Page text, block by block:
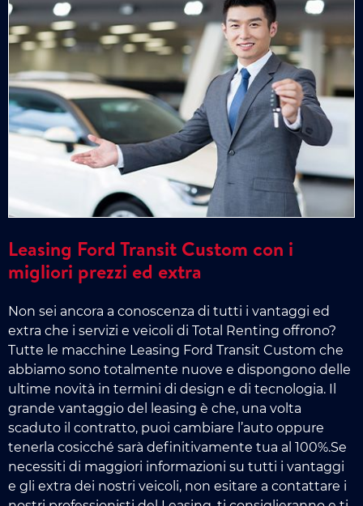
Leasing Ford Transit Custom con i
migliori prezzi ed extra
Non sei ancora a conoscenza di tutti i vantaggi ed
extra che i servizi e veicoli di Total Renting offrono?
Tutte le macchine Leasing Ford Transit Custom che
abbiamo sono totalmente nuove e dispongono delle
ultime novità in termini di design e di tecnologia. Il
grande vantaggio del leasing è che, una volta
scaduto il contratto, puoi cambiare l’auto oppure
tenerla cosicché sarà definitivamente tua al 100%.Se
necessiti di maggiori informazioni su tutti i vantaggi
e gli extra dei nostri veicoli, non esitare a contattare i